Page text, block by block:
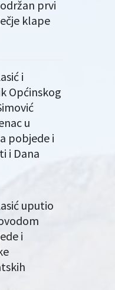
prvi
klape
i
Općinskog
u
pobjede i
i Dana
uputio
i